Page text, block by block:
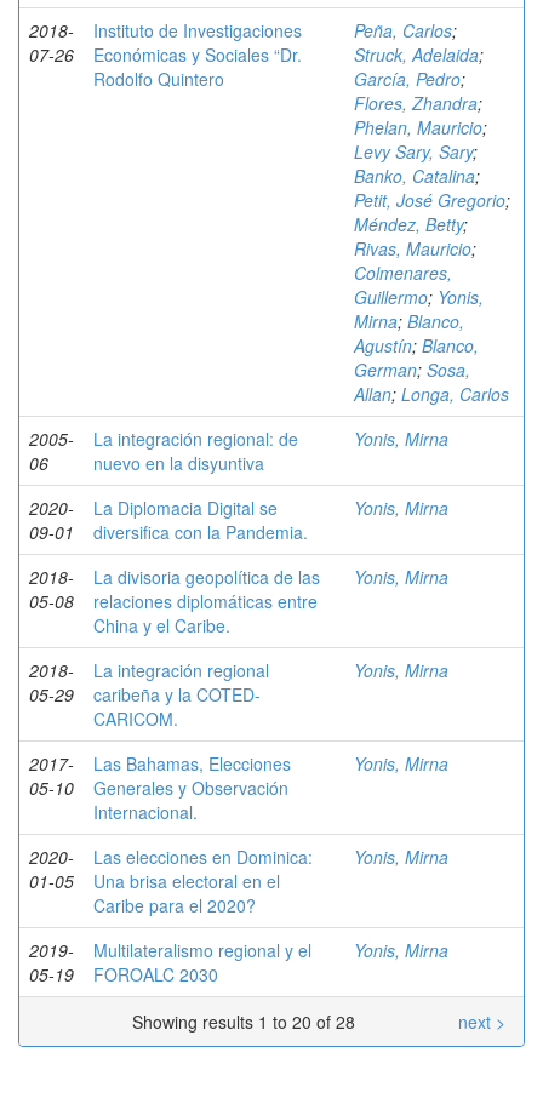
2018-
07-26
Instituto de Investigaciones
Económicas y Sociales “Dr.
Rodolfo Quintero
Peña, Carlos;
Struck, Adelaida;
García, Pedro;
Flores, Zhandra;
Phelan, Mauricio;
Levy Sary, Sary;
Banko, Catalina;
Petit, José Gregorio;
Méndez, Betty;
Rivas, Mauricio;
Colmenares,
Guillermo; Yonis,
Mirna; Blanco,
Agustín; Blanco,
German; Sosa,
Allan; Longa, Carlos
2005-
06
La integración regional: de
nuevo en la disyuntiva
Yonis, Mirna
2020-
09-01
La Diplomacia Digital se
diversifica con la Pandemia.
Yonis, Mirna
2018-
05-08
La divisoria geopolítica de las
relaciones diplomáticas entre
China y el Caribe.
Yonis, Mirna
2018-
05-29
La integración regional
caribeña y la COTED-
CARICOM.
Yonis, Mirna
2017-
05-10
Las Bahamas, Elecciones
Generales y Observación
Internacional.
Yonis, Mirna
2020-
01-05
Las elecciones en Dominica:
Una brisa electoral en el
Caribe para el 2020?
Yonis, Mirna
2019-
05-19
Multilateralismo regional y el
FOROALC 2030
Yonis, Mirna
Showing results 1 to 20 of 28 next >